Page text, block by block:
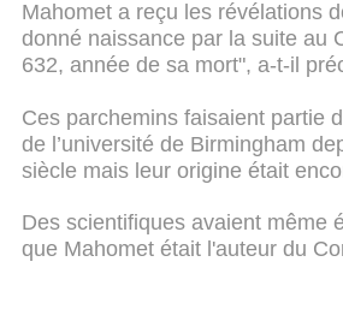
Mahomet a reçu les révélations
donné naissance par la suite au
632, année de sa mort", a-t-il
Ces parchemins faisaient partie
de l’université de Birmingham
siècle mais leur origine était
Des scientifiques avaient même
que Mahomet était l'auteur du